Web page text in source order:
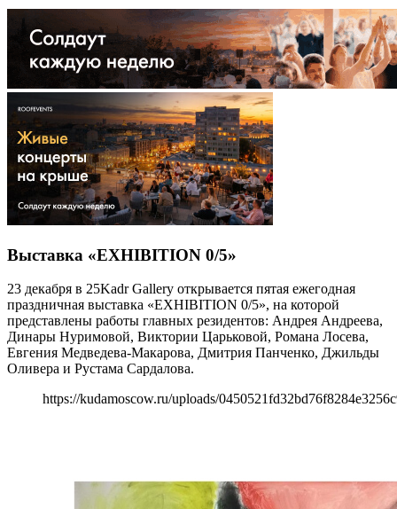
Выставка «EXHIBITION 0/5»
23 декабря в 25Kadr Gallery открывается пятая ежегодная
праздничная выставка «EXHIBITION 0/5», на которой
представлены работы главных резидентов: Андрея Андреева,
Динары Нуримовой, Виктории Царьковой, Романа Лосева,
Евгения Медведева-Макарова, Дмитрия Панченко, Джильды
Оливера и Рустама Сардалова.
https://kudamoscow.ru/uploads/